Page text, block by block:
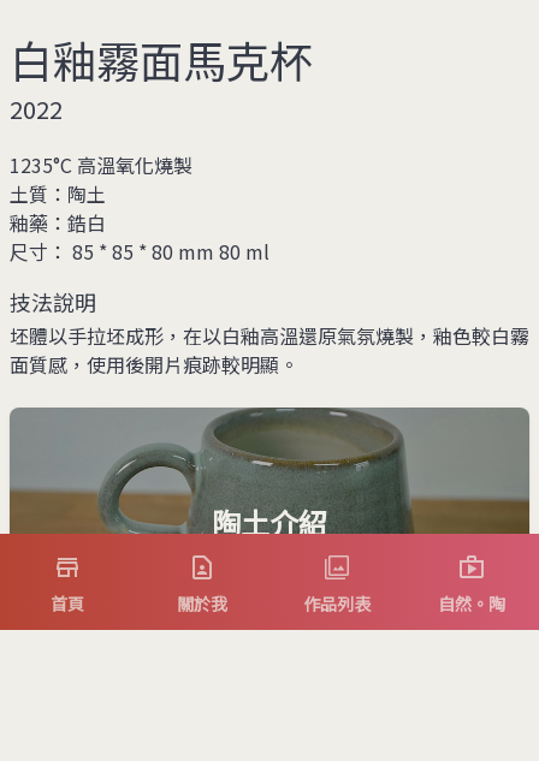
首頁 關於我 作品列表 自然。陶
白釉霧面馬克杯
2022
1235°C 高溫氧化燒製
土質： 陶土
釉藥： 鋯白
尺寸： 85 * 85 * 80 mm 80 ml
技法說明
坯體以手拉坯成形，在以白釉高溫還原氣氛燒製，釉色較白霧
面質感，使用後開片痕跡較明顯。
陶土介紹